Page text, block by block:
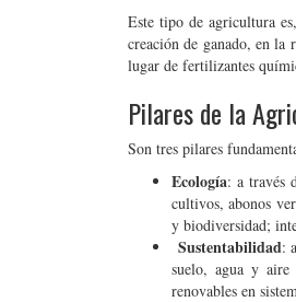
Este tipo de agricultura
creación de ganado, en
lugar de fertilizantes
Pilares de la
Son tres pilares
Ecología: a través
cultivos, abonos
y biodiversidad;
Sustentabilidad:
suelo, agua y
renovables en